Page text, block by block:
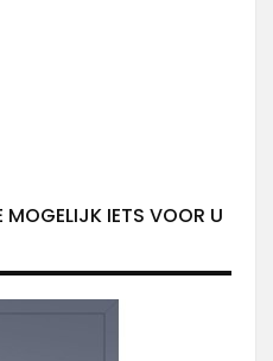
MOGELIJK IETS VOOR U